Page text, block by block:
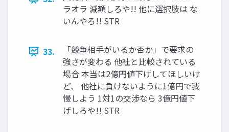
ラオラ 減額しろや!! 他に選択肢は な
いんやろ!! STR
33.
「競争相手がいるか否か」で要求の
強さが変わる 他社と比較されている
場合 本当は2億円値下げしてほしいけ
ど、 他社に負けないように1億円で我
慢しよう 1対1の交渉なら 3億円値下
げしろや!! STR